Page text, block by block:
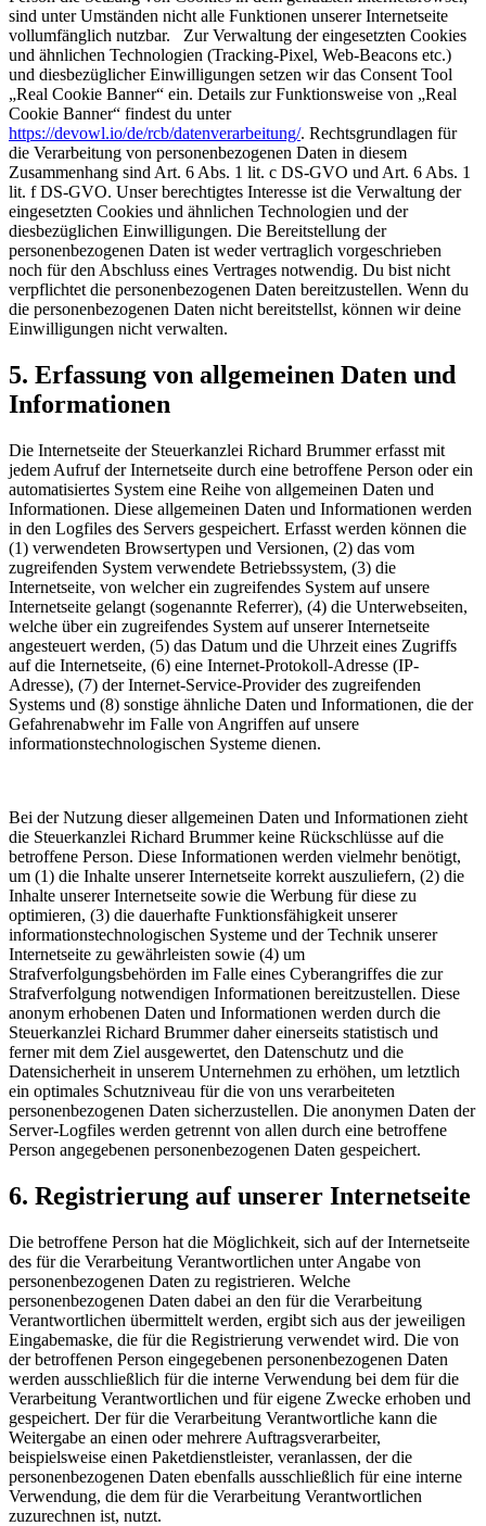
sind unter Umständen nicht alle Funktionen unserer Internetseite
vollumfänglich nutzbar. Zur Verwaltung der eingesetzten Cookies
und ähnlichen Technologien (Tracking-Pixel, Web-Beacons etc.)
und diesbezüglicher Einwilligungen setzen wir das Consent Tool
„Real Cookie Banner“ ein. Details zur Funktionsweise von „Real
Cookie Banner“ findest du unter
https://devowl.io/de/rcb/datenverarbeitung/. Rechtsgrundlagen für
die Verarbeitung von personenbezogenen Daten in diesem
Zusammenhang sind Art. 6 Abs. 1 lit. c DS-GVO und Art. 6 Abs. 1
lit. f DS-GVO. Unser berechtigtes Interesse ist die Verwaltung der
eingesetzten Cookies und ähnlichen Technologien und der
diesbezüglichen Einwilligungen. Die Bereitstellung der
personenbezogenen Daten ist weder vertraglich vorgeschrieben
noch für den Abschluss eines Vertrages notwendig. Du bist nicht
verpflichtet die personenbezogenen Daten bereitzustellen. Wenn du
die personenbezogenen Daten nicht bereitstellst, können wir deine
Einwilligungen nicht verwalten.
5. Erfassung von allgemeinen Daten und
Informationen
Die Internetseite der Steuerkanzlei Richard Brummer erfasst mit
jedem Aufruf der Internetseite durch eine betroffene Person oder ein
automatisiertes System eine Reihe von allgemeinen Daten und
Informationen. Diese allgemeinen Daten und Informationen werden
in den Logfiles des Servers gespeichert. Erfasst werden können die
(1) verwendeten Browsertypen und Versionen, (2) das vom
zugreifenden System verwendete Betriebssystem, (3) die
Internetseite, von welcher ein zugreifendes System auf unsere
Internetseite gelangt (sogenannte Referrer), (4) die Unterwebseiten,
welche über ein zugreifendes System auf unserer Internetseite
angesteuert werden, (5) das Datum und die Uhrzeit eines Zugriffs
auf die Internetseite, (6) eine Internet-Protokoll-Adresse (IP-
Adresse), (7) der Internet-Service-Provider des zugreifenden
Systems und (8) sonstige ähnliche Daten und Informationen, die der
Gefahrenabwehr im Falle von Angriffen auf unsere
informationstechnologischen Systeme dienen.
Bei der Nutzung dieser allgemeinen Daten und Informationen zieht
die Steuerkanzlei Richard Brummer keine Rückschlüsse auf die
betroffene Person. Diese Informationen werden vielmehr benötigt,
um (1) die Inhalte unserer Internetseite korrekt auszuliefern, (2) die
Inhalte unserer Internetseite sowie die Werbung für diese zu
optimieren, (3) die dauerhafte Funktionsfähigkeit unserer
informationstechnologischen Systeme und der Technik unserer
Internetseite zu gewährleisten sowie (4) um
Strafverfolgungsbehörden im Falle eines Cyberangriffes die zur
Strafverfolgung notwendigen Informationen bereitzustellen. Diese
anonym erhobenen Daten und Informationen werden durch die
Steuerkanzlei Richard Brummer daher einerseits statistisch und
ferner mit dem Ziel ausgewertet, den Datenschutz und die
Datensicherheit in unserem Unternehmen zu erhöhen, um letztlich
ein optimales Schutzniveau für die von uns verarbeiteten
personenbezogenen Daten sicherzustellen. Die anonymen Daten der
Server-Logfiles werden getrennt von allen durch eine betroffene
Person angegebenen personenbezogenen Daten gespeichert.
6. Registrierung auf unserer Internetseite
Die betroffene Person hat die Möglichkeit, sich auf der Internetseite
des für die Verarbeitung Verantwortlichen unter Angabe von
personenbezogenen Daten zu registrieren. Welche
personenbezogenen Daten dabei an den für die Verarbeitung
Verantwortlichen übermittelt werden, ergibt sich aus der jeweiligen
Eingabemaske, die für die Registrierung verwendet wird. Die von
der betroffenen Person eingegebenen personenbezogenen Daten
werden ausschließlich für die interne Verwendung bei dem für die
Verarbeitung Verantwortlichen und für eigene Zwecke erhoben und
gespeichert. Der für die Verarbeitung Verantwortliche kann die
Weitergabe an einen oder mehrere Auftragsverarbeiter,
beispielsweise einen Paketdienstleister, veranlassen, der die
personenbezogenen Daten ebenfalls ausschließlich für eine interne
Verwendung, die dem für die Verarbeitung Verantwortlichen
zuzurechnen ist, nutzt.